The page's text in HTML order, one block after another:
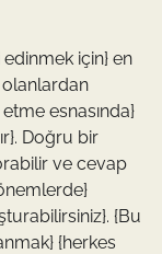
için} en
olanlardan
esnasında}
Doğru bir
ve cevap
{Bu
{herkes